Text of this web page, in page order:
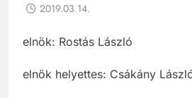
2019.03.14.
elnök: Rostás László
elnök helyettes: Csákány